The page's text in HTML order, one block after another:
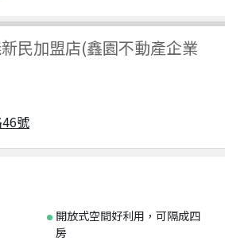
民加盟店(鑫園不動產企業
號
開放式空間好利用，可隔成四
房